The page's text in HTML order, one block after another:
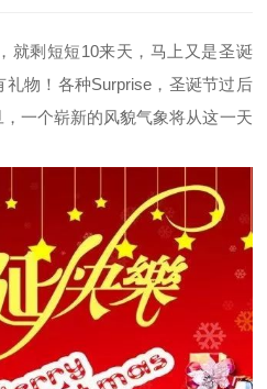
就剩短短10来天，马上又是圣诞
物！各种Surprise，圣诞节过后
一个崭新的风貌气象将从这一天